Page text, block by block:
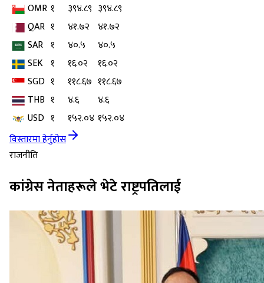
OMR १ ३९४.८९ ३९४.८९
QAR १ ४१.७२ ४१.७२
SAR १ ४०.५
४०.५
SEK १ १६.०२
१६.०२
SGD १ ११८.६७ ११८.६७
THB १ ४.६
४.६
USD १ १५२.०४ १५२.०४
विस्तारमा हेर्नुहोस
राजनीति
कांग्रेस नेताहरूले भेटे राष्ट्रपतिलाई